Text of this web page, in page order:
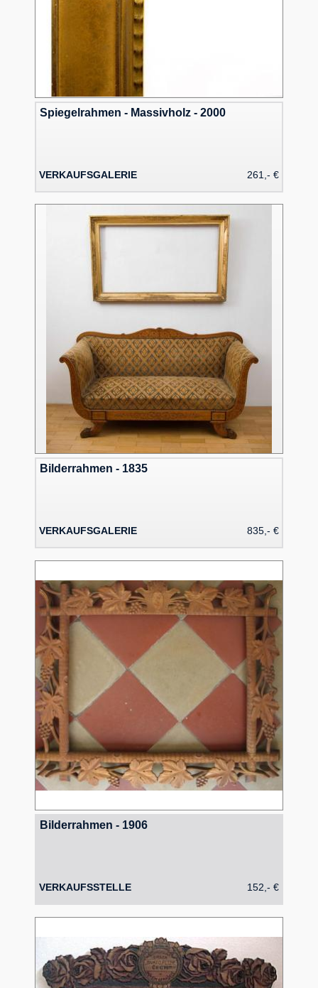
Spiegelrahmen - Massivholz - 2000
VERKAUFSGALERIE 261,- €
Bilderrahmen - 1835
VERKAUFSGALERIE 835,- €
Bilderrahmen - 1906
VERKAUFSSTELLE 152,- €